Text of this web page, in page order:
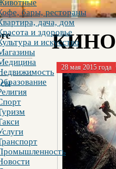
бары, рестораны
дача, дом
и здоровье
и искусство
КИНО
28 мая 2015 года